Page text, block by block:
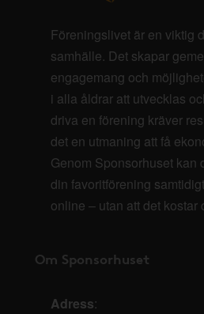
Föreningslivet är en viktig
samhälle. Det skapar
engagemang och
i alla åldrar att utvecklas
driva en förening kräver
det en utmaning att få
Genom Sponsorhuset kan
din favoritförening
online – utan att det kostar
Om Sponsorhuset
Adress: